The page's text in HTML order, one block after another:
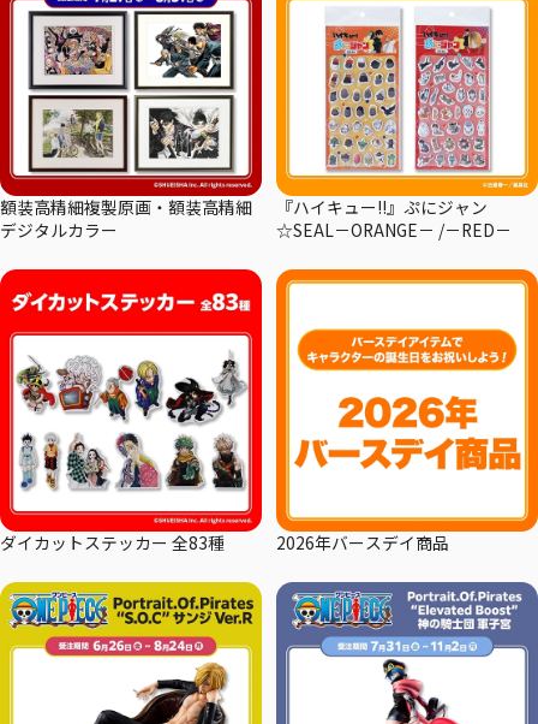
額装高精細複製原画・額装高精細
デジタルカラー
『ハイキュー!!』ぷにジャン
☆SEAL－ORANGE－ /－RED－
ダイカットステッカー 全83種 2026年バースデイ商品